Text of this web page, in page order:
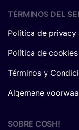
TÉRMINOS DEL
Política de privacy
Política de cookies
Términos y
Algemene
SOBRE COSH!